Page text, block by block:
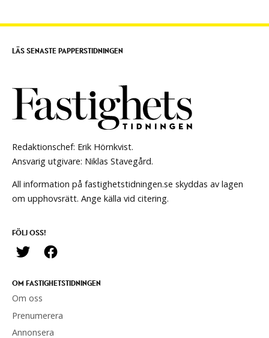
Redaktionschef: Erik Hörnkvist.
Ansvarig utgivare: Niklas Stavegård.
All information på fastighetstidningen.se skyddas av lagen
om upphovsrätt. Ange källa vid citering.
FÖLJ OSS!
OM FASTIGHETSTIDNINGEN
Om oss
Prenumerera
Annonsera
LÄS SENASTE PAPPERSTIDNINGEN